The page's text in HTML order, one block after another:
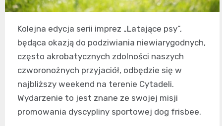
Kolejna edycja serii imprez „Latające psy”,
będąca okazją do podziwiania niewiarygodnych,
często akrobatycznych zdolności naszych
czworonożnych przyjaciół, odbędzie się w
najbliższy weekend na terenie Cytadeli.
Wydarzenie to jest znane ze swojej misji
promowania dyscypliny sportowej dog frisbee.